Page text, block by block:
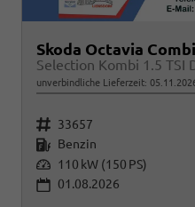
Skoda Octavia Combi
unverbindliche Lieferzeit:
Fahrzeugnr. 33657
Kraftstoff Benzin
Leistung 110 kW (150 PS)
01.08.2026